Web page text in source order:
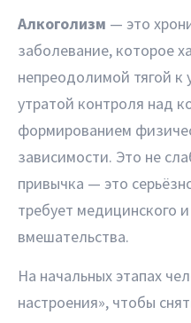
Алкоголизм — это
заболевание, которое
непреодолимой тягой к
утратой контроля над
формированием
зависимости. Это не
привычка — это
требует медицинского
вмешательства.
На начальных этапах
настроения», чтобы